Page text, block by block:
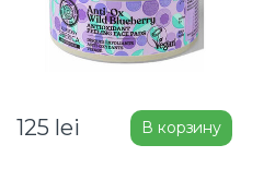
125 lei В корзину